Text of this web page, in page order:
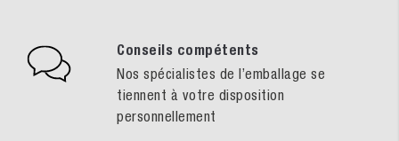
Conseils compétents
Nos spécialistes de l’emballage se
tiennent à votre disposition
personnellement